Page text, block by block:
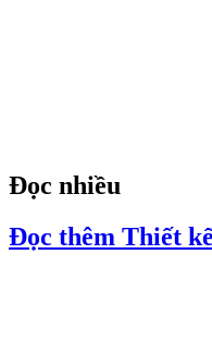
Đọc nhiều
Đọc thêm Thiết